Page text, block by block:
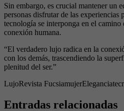
Sin embargo, es crucial mantener un
personas disfrutar de las experiencias
tecnología se interponga en el camino
conexión humana.
“El verdadero lujo radica en la
con los demás, trascendiendo la
plenitud del ser.”
LujoRevista FucsiamujerElegancia
Entradas relacionadas